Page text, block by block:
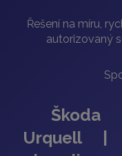
Řešení na míru,
autorizovaný
Škoda
Urquell |